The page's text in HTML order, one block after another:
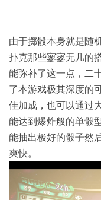
由于掷骰本身就是随
扑克那些寥寥无几的
能弥补了这一点，二
了本游戏极其深度的
佳加成，也可以通过
能达到爆炸般的单骰
能抽出极好的骰子然
爽快。